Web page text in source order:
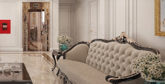
cập nhật
tại Việt Nam và trên thế